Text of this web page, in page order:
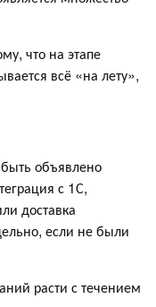
что на этапе
всё «на лету»,
объявлено
с 1С,
доставка
если не были
расти с течением